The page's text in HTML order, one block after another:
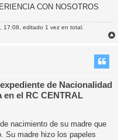
CON NOSOTROS
17:08, editado 1 vez en total.
de Nacionalidad
el RC CENTRAL
nacimiento de su madre que
Su madre hizo los papeles